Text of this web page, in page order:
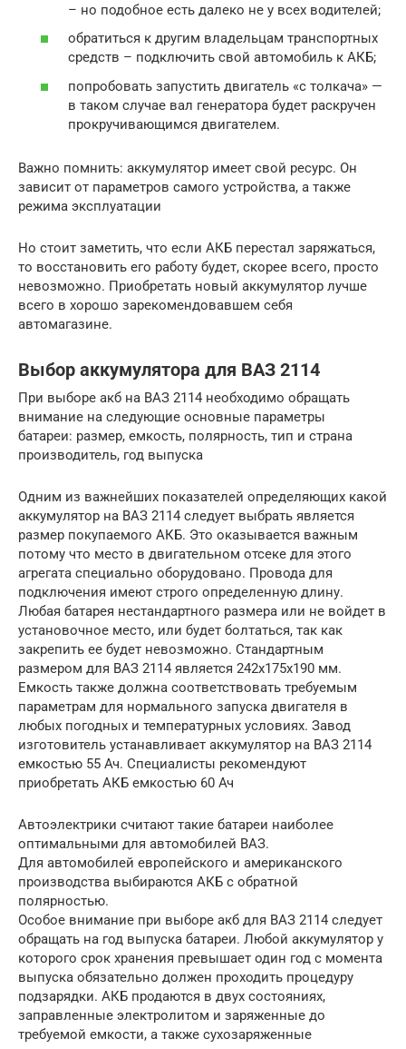
– но подобное есть далеко не у всех водителей;
обратиться к другим владельцам транспортных
средств – подключить свой автомобиль к АКБ;
попробовать запустить двигатель «с толкача» —
в таком случае вал генератора будет раскручен
прокручивающимся двигателем.
Важно помнить: аккумулятор имеет свой ресурс. Он
зависит от параметров самого устройства, а также
режима эксплуатации
Но стоит заметить, что если АКБ перестал заряжаться,
то восстановить его работу будет, скорее всего, просто
невозможно. Приобретать новый аккумулятор лучше
всего в хорошо зарекомендовавшем себя
автомагазине.
Выбор аккумулятора для ВАЗ 2114
При выборе акб на ВАЗ 2114 необходимо обращать
внимание на следующие основные параметры
батареи: размер, емкость, полярность, тип и страна
производитель, год выпуска
Одним из важнейших показателей определяющих какой
аккумулятор на ВАЗ 2114 следует выбрать является
размер покупаемого АКБ. Это оказывается важным
потому что место в двигательном отсеке для этого
агрегата специально оборудовано. Провода для
подключения имеют строго определенную длину.
Любая батарея нестандартного размера или не войдет в
установочное место, или будет болтаться, так как
закрепить ее будет невозможно. Стандартным
размером для ВАЗ 2114 является 242х175х190 мм.
Емкость также должна соответствовать требуемым
параметрам для нормального запуска двигателя в
любых погодных и температурных условиях. Завод
изготовитель устанавливает аккумулятор на ВАЗ 2114
емкостью 55 Ач. Специалисты рекомендуют
приобретать АКБ емкостью 60 Ач
Автоэлектрики считают такие батареи наиболее
оптимальными для автомобилей ВАЗ.
Для автомобилей европейского и американского
производства выбираются АКБ с обратной
полярностью.
Особое внимание при выборе акб для ВАЗ 2114 следует
обращать на год выпуска батареи. Любой аккумулятор у
которого срок хранения превышает один год с момента
выпуска обязательно должен проходить процедуру
подзарядки. АКБ продаются в двух состояниях,
заправленные электролитом и заряженные до
требуемой емкости, а также сухозаряженные